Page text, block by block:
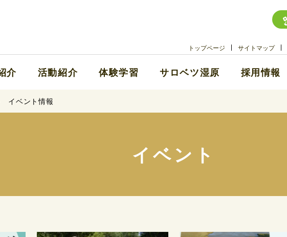
トップページ サイトマップ
介 活動紹介 体験学習 サロベツ湿原 採用情報
イベント情報
イベント